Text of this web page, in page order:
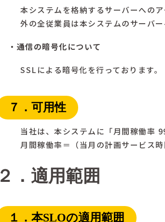
本システムを格納するサーバーへの
外の全従業員は本システムのサーバ
・通信の暗号化について
SSLによる暗号化を行っております。
７．可用性
当社は、本システムに「月間稼働率
月間稼働率＝（当月の計画サービス
２．適用範囲
１．本SLOの適用範囲